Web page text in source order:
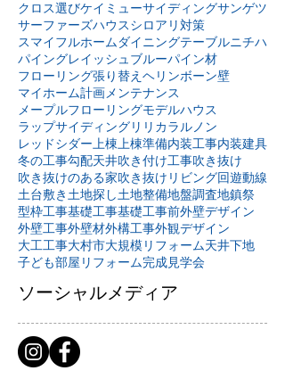
クロス選びケイミューサイディングサンゲツ
サーファーズハウスシロアリ対策
スマイフルホームダイニングテーブルニチハ
パイングレイッシュブルーパイン材
フローリング張り替え ヘリンボーン壁
マイホーム計画メンテナンス
メープルフローリングモデルハウス
ラップサイディングリリカラルノン
レッドシダー上棟上棟準備内装工事内装建具
冬の工事勾配天井吹き付け工事吹き抜け
吹き抜けのある家吹き抜けリビング回遊動線
土台敷き土地探し土地整備地盤調査地鎮祭
型枠工事基礎工事基礎工事前外壁デザイン
外壁工事外壁材外構工事外観デザイン
大工工事大村市大規模リフォーム天井下地
子ども部屋リフォーム完成見学会
ソーシャルメディア